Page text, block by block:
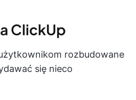
ClickUp
rozbudowane
się nieco